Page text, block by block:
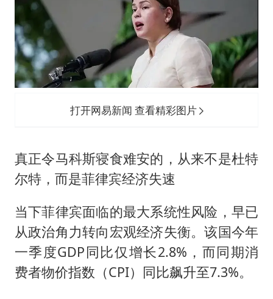
打开网易新闻 查看精彩图片
真正令马科斯寝食难安的，从来不是杜特
尔特，而是菲律宾经济失速
当下菲律宾面临的最大系统性风险，早已
从政治角力转向宏观经济失衡。该国今年
一季度GDP同比仅增长2.8%，而同期消
费者物价指数（CPI）同比飙升至7.3%。